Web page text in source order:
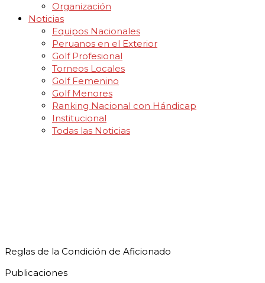
Organización
Noticias
Equipos Nacionales
Peruanos en el Exterior
Golf Profesional
Torneos Locales
Golf Femenino
Golf Menores
Ranking Nacional con Hándicap
Institucional
Todas las Noticias
Reglas de la Condición de Aficionado
Publicaciones